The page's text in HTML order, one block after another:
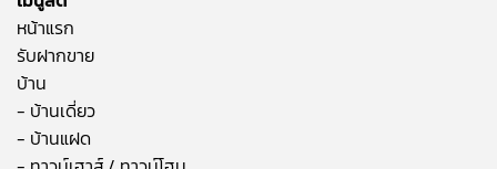
หน้าแรก
รับฝากขาย
บ้าน
- บ้านเดี่ยว
- บ้านแฝด